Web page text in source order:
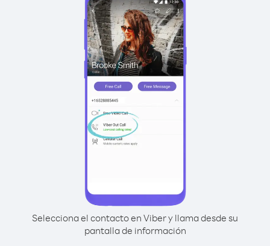
Selecciona el contacto en Viber y llama desde su
pantalla de información